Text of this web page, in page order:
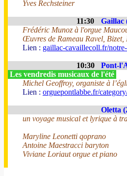
Yves Rechsteiner
11:30 Gaillac
Frédéric Munoz à l'orgue
Œuvres de Rameau Ravel,
Lien : gaillac-cavaillecoll.fr/
10:30
Pont-
Les vendredis musicaux de l'été
Michel Geoffroy, organiste à
Lien : orguepontlabbe.fr/
Oletta
un voyage musical et lyrique à
Maryline Leonetti qoprano
Antoine Maestracci baryton
Viviane Loriaut orgue et piano